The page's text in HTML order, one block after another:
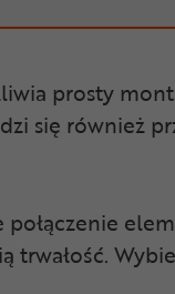
prosty
się również